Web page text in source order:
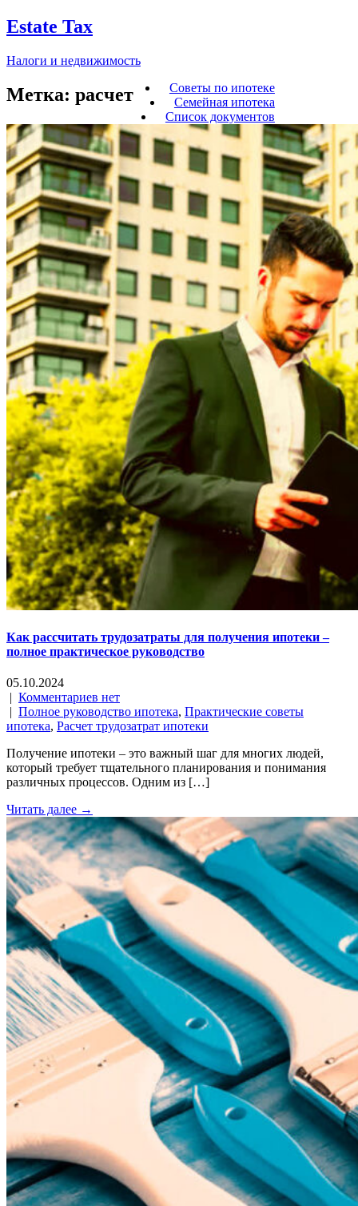
Estate Tax
Налоги и недвижимость
Советы по ипотеке
Семейная ипотека
Список документов
Метка: расчет
Как рассчитать трудозатраты для получения ипотеки –
полное практическое руководство
05.10.2024
| Комментариев нет
| Полное руководство ипотека, Практические советы
ипотека, Расчет трудозатрат ипотеки
Получение ипотеки – это важный шаг для многих людей,
который требует тщательного планирования и понимания
различных процессов. Одним из […]
Читать далее →